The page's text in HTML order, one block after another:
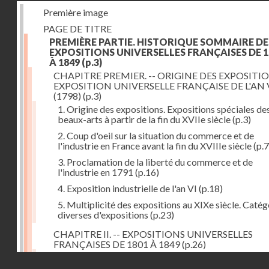
Première image
PAGE DE TITRE
PREMIÈRE PARTIE. HISTORIQUE SOMMAIRE
EXPOSITIONS UNIVERSELLES FRANÇAISES DE
À 1849 (p.3)
CHAPITRE PREMIER. -- ORIGINE DES
EXPOSITION UNIVERSELLE FRANÇAISE DE L'AN
(1798) (p.3)
1. Origine des expositions. Expositions spéciales
beaux-arts à partir de la fin du XVIIe siècle(p.3)
2. Coup d'oeil sur la situation du commerce et de
l'industrie en France avant la fin du XVIIIe siècle
3. Proclamation de la liberté du commerce et de
l'industrie en 1791 (p.16)
4. Exposition industrielle de l'an VI (p.18)
5. Multiplicité des expositions au XIXe siècle.
diverses d'expositions (p.23)
CHAPITRE II. -- EXPOSITIONS UNIVERSELLES
FRANÇAISES DE 1801 À 1849(p.26)